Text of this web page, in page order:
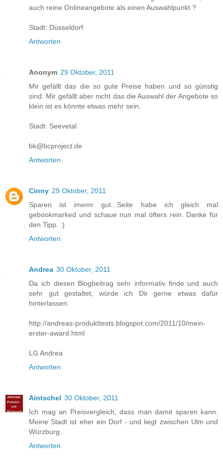
auch reine Onlineangebote als einen Auswahlpunkt ?
Stadt: Düsseldorf
Antworten
Anonym 29 Oktober, 2011
Mir gefällt das die so gute Preise haben und so günstig
sind. Mir gefällt aber nicht das die Auswahl der Angebote so
klein ist es könnte etwas mehr sein.
Stadt: Seevetal
bk@bcproject.de
Antworten
Cinny 29 Oktober, 2011
Sparen ist imemr gut...Seite habe ich gleich mal
gebookmarked und schaue nun mal öfters rein. Danke für
den Tipp. :)
Antworten
Andrea 30 Oktober, 2011
Da ich diesen Blogbeitrag sehr informativ finde und auch
sehr gut gestaltet, würde ich Dir gerne etwas dafür
hinterlassen:
http://andreas-produkttests.blogspot.com/2011/10/mein-
erster-award.html
LG Andrea
Antworten
Aintschel 30 Oktober, 2011
Ich mag an Preisvergleich, dass man damit sparen kann.
Meine Stadt ist eher ein Dorf - und liegt zwischen Ulm und
Würzburg.
Antworten